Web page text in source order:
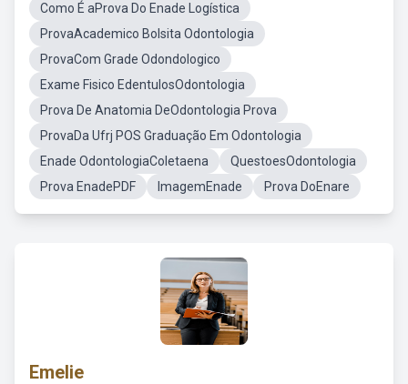
Como É aProva Do Enade Logística
ProvaAcademico Bolsita Odontologia
ProvaCom Grade Odondologico
Exame Fisico EdentulosOdontologia
Prova De Anatomia DeOdontologia Prova
ProvaDa Ufrj POS Graduação Em Odontologia
Enade OdontologiaColetaena
QuestoesOdontologia
Prova EnadePDF
ImagemEnade Prova DoEnare
Emelie